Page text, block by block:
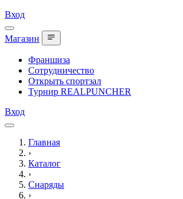
Вход
Магазин
Франшиза
Сотрудничество
Открыть спортзал
Турнир REALPUNCHER
Вход
Главная
›
Каталог
›
Снаряды
›